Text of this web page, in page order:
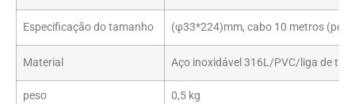
Especificação do tamanho (φ33*224)mm, cabo 10 metros
Material Aço inoxidável 316L/PVC/liga de
peso 0,5 kg